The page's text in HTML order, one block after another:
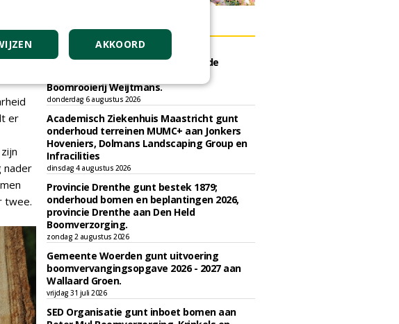
wie
er
nader
twee.
TENDERS
Gemeente Eindhoven gunt groot
onderhoud ''Stedelijk bos'' binnen de
Boomrooierij Weijtmans.
donderdag 6 augustus 2026
Academisch Ziekenhuis Maastricht gunt
onderhoud terreinen MUMC+ aan Jonkers
Hoveniers, Dolmans Landscaping Group en
Infracilities
dinsdag 4 augustus 2026
Provincie Drenthe gunt bestek 1879;
onderhoud bomen en beplantingen 2026,
provincie Drenthe aan Den Held
Boomverzorging.
zondag 2 augustus 2026
Gemeente Woerden gunt uitvoering
boomvervangingsopgave 2026 - 2027 aan
Wallaard Groen.
vrijdag 31 juli 2026
SED Organisatie gunt inboet bomen aan
AKKOORD